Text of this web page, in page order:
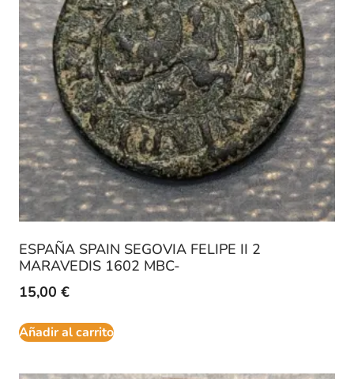
ESPAÑA SPAIN SEGOVIA FELIPE II 2
MARAVEDIS 1602 MBC-
15,00 €
Añadir al carrito